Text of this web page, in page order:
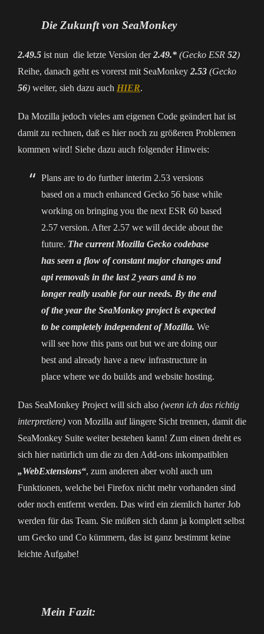
Die Zukunft von SeaMonkey
2.49.5 ist nun die letzte Version der2.49.* (Gecko ESR 52)
Reihe, danach geht es vorerst mit SeaMonkey 2.53 (Gecko
56) weiter, sieh dazu auch HIER.
Da Mozilla jedoch vieles am eigenen Code geändert hat ist
damit zu rechnen, daß es hier noch zu größeren Problemen
kommen wird! Siehe dazu auch folgender Hinweis:
Plans are to do further interim 2.53 versions
based on a much enhanced Gecko 56 base while
working on bringing you the next ESR 60 based
2.57 version. After 2.57 we will decide about the
future. The current Mozilla Gecko codebase
has seen a flow of constant major changes and
api removals in the last 2 years and is no
longer really usable for our needs. By the end
of the year the SeaMonkey project is expected
to be completely independent of Mozilla. We
will see how this pans out but we are doing our
best and already have a new infrastructure in
place where we do builds and website hosting.
Das SeaMonkey Project will sich also (wenn ich das richtig
interpretiere) von Mozilla auf längere Sicht trennen, damit die
SeaMonkey Suite weiter bestehen kann! Zum einen dreht es
sich hier natürlich um die zu den Add-ons inkompatiblen
„WebExtensions“, zum anderen aber wohl auch um
Funktionen, welche bei Firefox nicht mehr vorhanden sind
oder noch entfernt werden. Das wird ein ziemlich harter Job
werden für das Team. Sie müßen sich dann ja komplett selbst
um Gecko und Co kümmern, das ist ganz bestimmt keine
leichte Aufgabe!
Mein Fazit: